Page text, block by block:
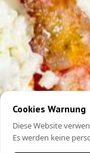
Cookies Warnung
Diese Website
Es werden keine